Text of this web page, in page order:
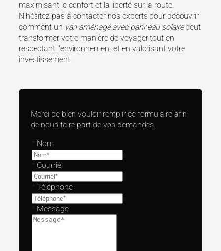
maximisant le confort et la liberté sur la route.
N'hésitez pas à contacter nos experts pour découvrir
comment un van aménagé avec panneau solairepeut
transformer votre manière de voyager tout en
respectant l'environnement et en valorisant votre
investissement.
Merci de bien vouloir remplir ce formulaire afin
de nous faire part de vos demandes.
* Nom
* Courriel
*Téléphone
* Message